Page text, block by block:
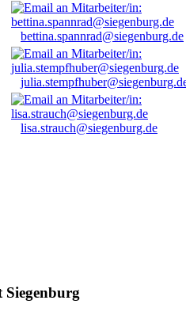
bettina.spannrad@siegenburg.de
lisa.strauch@siegenburg.de
Siegenburg